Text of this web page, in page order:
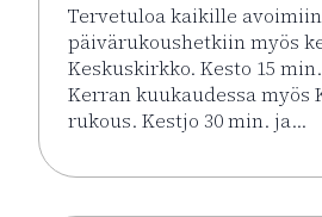
Tervetuloa kaikille avoimiin
päivärukoushetkiin myös
Keskuskirkko. Kesto 15
Kerran kuukaudessa myös
rukous. Kestjo 30 min. ja…
Lue lisää tapahtumasta